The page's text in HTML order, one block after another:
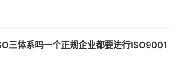
三体系吗一个正规企业都要进行ISO9001